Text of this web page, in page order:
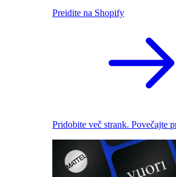
Preidite na Shopify
Pridobite več strank. Povečajte